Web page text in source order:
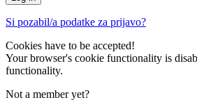
Si pozabil/a podatke za prijavo?
Cookies have to be accepted!
Your browser's cookie functionality is
functionality.
Not a member yet?